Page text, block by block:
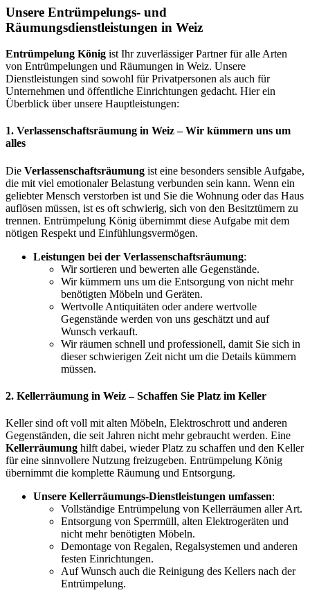
Unsere Entrümpelungs- und
Räumungsdienstleistungen in Weiz
Entrümpelung König ist Ihr zuverlässiger Partner für alle Arten
von Entrümpelungen und Räumungen in Weiz. Unsere
Dienstleistungen sind sowohl für Privatpersonen als auch für
Unternehmen und öffentliche Einrichtungen gedacht. Hier ein
Überblick über unsere Hauptleistungen:
1. Verlassenschaftsräumung in Weiz– Wir kümmern uns um
alles
Die Verlassenschaftsräumung ist eine besonders sensible Aufgabe,
die mit viel emotionaler Belastung verbunden sein kann. Wenn ein
geliebter Mensch verstorben ist und Sie die Wohnung oder das Haus
auflösen müssen, ist es oft schwierig, sich von den Besitztümern zu
trennen. Entrümpelung König übernimmt diese Aufgabe mit dem
nötigen Respekt und Einfühlungsvermögen.
Leistungen bei der Verlassenschaftsräumung:
Wir sortieren und bewerten alle Gegenstände.
Wir kümmern uns um die Entsorgung von nicht mehr
benötigten Möbeln und Geräten.
Wertvolle Antiquitäten oder andere wertvolle
Gegenstände werden von uns geschätzt und auf
Wunsch verkauft.
Wir räumen schnell und professionell, damit Sie sich in
dieser schwierigen Zeit nicht um die Details kümmern
müssen.
2. Kellerräumung in Weiz– Schaffen Sie Platz im Keller
Keller sind oft voll mit alten Möbeln, Elektroschrott und anderen
Gegenständen, die seit Jahren nicht mehr gebraucht werden. Eine
Kellerräumung hilft dabei, wieder Platz zu schaffen und den Keller
für eine sinnvollere Nutzung freizugeben. Entrümpelung König
übernimmt die komplette Räumung und Entsorgung.
Unsere Kellerräumungs-Dienstleistungen umfassen:
Vollständige Entrümpelung von Kellerräumen aller Art.
Entsorgung von Sperrmüll, alten Elektrogeräten und
nicht mehr benötigten Möbeln.
Demontage von Regalen, Regalsystemen und anderen
festen Einrichtungen.
Auf Wunsch auch die Reinigung des Kellers nach der
Entrümpelung.